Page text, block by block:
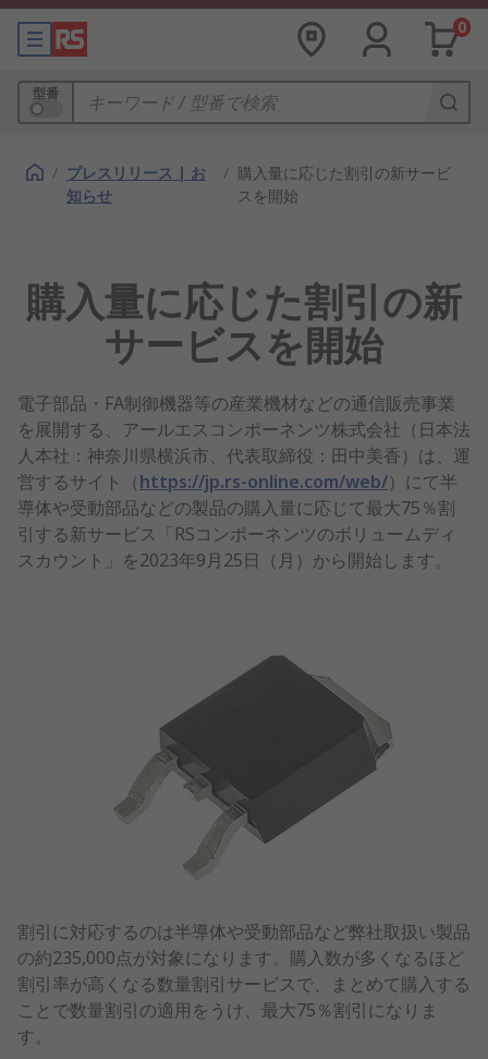
0
型番
/ プレスリリース | お
知らせ
/ 購入量に応じた割引の新サービ
スを開始
購入量に応じた割引の新
サービスを開始
電子部品・FA制御機器等の産業機材などの通信販売事業
を展開する、アールエスコンポーネンツ株式会社（日本法
人本社：神奈川県横浜市、代表取締役：田中美香）は、運
営するサイト（https://jp.rs-online.com/web/）にて半
導体や受動部品などの製品の購入量に応じて最大75％割
引する新サービス「RSコンポーネンツのボリュームディ
スカウント」を2023年9月25日（月）から開始します。
割引に対応するのは半導体や受動部品など弊社取扱い製品
の約235,000点が対象になります。購入数が多くなるほど
割引率が高くなる数量割引サービスで、まとめて購入する
ことで数量割引の適用をうけ、最大75％割引になりま
す。